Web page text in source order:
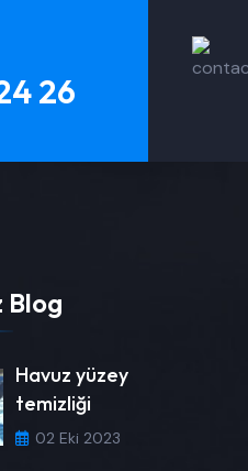
26
Blog
Havuz yüzey
temizliği
02 Eki 2023